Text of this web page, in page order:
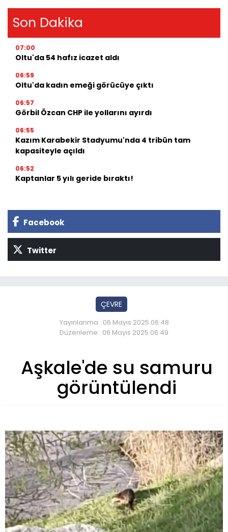
Son Dakika
07:00
Oltu'da 54 hafız icazet aldı
06:59
Oltu'da kadın emeği görücüye çıktı
06:57
Görbil Özcan CHP ile yollarını ayırdı
06:55
Kazım Karabekir Stadyumu'nda 4 tribün tam
kapasiteyle açıldı
06:52
Kaptanlar 5 yılı geride bıraktı!
Facebook
Twitter
ÇEVRE
Yayınlanma : 06 Mayıs 2025 06:48
Düzenleme : 06 Mayıs 2025 06:49
Aşkale'de su samuru
görüntülendi